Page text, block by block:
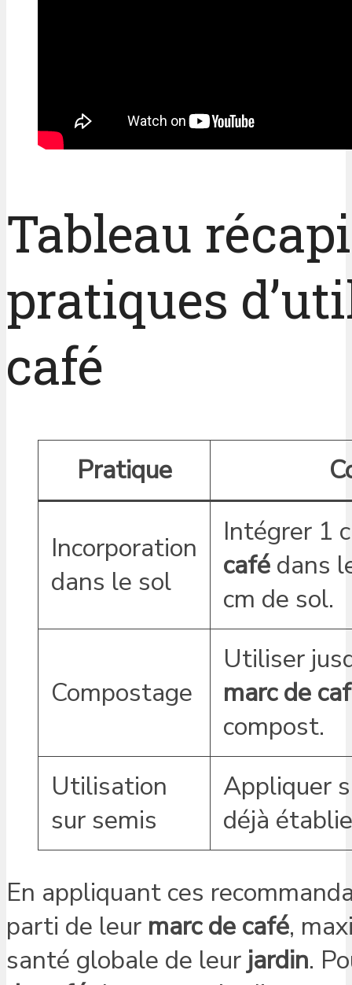
Tableau
pratiques
café
Pratique
Incorporation
dans le sol
Intégrer 1
café dans
cm de sol.
Compostage
Utiliser
marc de
compost.
Utilisation
sur semis
Appliquer
déjà
En appliquant ces
parti de leur marc de café,
santé globale de leur jardin.